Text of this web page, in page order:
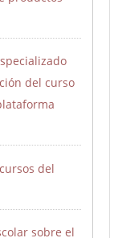
del curso
del
sobre el